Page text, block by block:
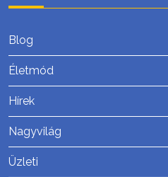
Blog
Életmód
Hírek
Nagyvilág
Üzleti